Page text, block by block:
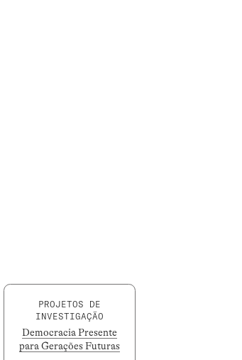
PROJETOS DE
INVESTIGAÇÃO
Democracia Presente
para Gerações Futuras